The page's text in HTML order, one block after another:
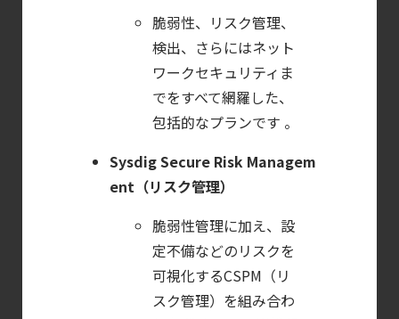
Sysdig Secure
によるセキュリティの新常識
【ブログ】
サーバ・
コンテナの統合セキュリティ強化
第4回： Sysdig・
JP1・
―
検知イベント取り扱いの課題と解消策
【ブログ】AI が
脆弱性、リスク管理、
検出、さらにはネット
ワークセキュリティま
でをすべて網羅した、
包括的なプランです 。
Sysdig Secure Risk Managem
ent（リスク管理）
脆弱性管理に加え、設
定不備などのリスクを
可視化するCSPM（リ
スク管理）を組み合わ